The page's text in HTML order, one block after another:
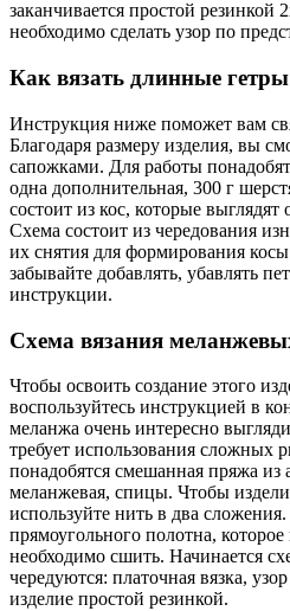
заканчивается простой резинкой
необходимо сделать узор по
Как вязать длинные гетры
Инструкция ниже поможет вам
Благодаря размеру изделия, вы
сапожками. Для работы
одна дополнительная, 300 г
состоит из кос, которые выглядят
Схема состоит из чередования
их снятия для формирования
забывайте добавлять, убавлять
инструкции.
Схема вязания
Чтобы освоить создание этого
воспользуйтесь инструкцией в
меланжа очень интересно
требует использования сложных
понадобятся смешанная пряжа из
меланжевая, спицы. Чтобы
используйте нить в два
прямоугольного полотна,
необходимо сшить. Начинается
чередуются: платочная вязка,
изделие простой резинкой.